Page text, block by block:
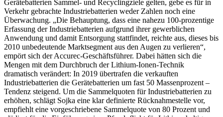
Gerätebatterien Sammel- und Recyclingziele gelten, gebe es für in
Verkehr gebrachte Industriebatterien weder Zahlen noch eine
Überwachung. „Die Behauptung, dass eine nahezu 100-prozentige
Erfassung der Industriebatterien aufgrund ihrer gewerblichen
Anwendung und damit Entsorgung stattfindet, reichte aus, dieses bis
2010 unbedeutende Marktsegment aus den Augen zu verlieren“,
empört sich der Accurec-Geschäftsführer. Dabei hätten sich die
Mengen mit dem Durchbruch der Lithium-Ionen-Technik
dramatisch verändert: In 2019 übertrafen die verkauften
Industriebatterien die Gerätebatterien um fast 50 Massenprozent –
Tendenz steigend. Um die Sammelquoten für Industriebatterien zu
erhöhen, schlägt Sojka eine klar definierte Rücknahmestelle vor,
empfiehlt eine vorgeschriebene Sammelquote von 80 Prozent und